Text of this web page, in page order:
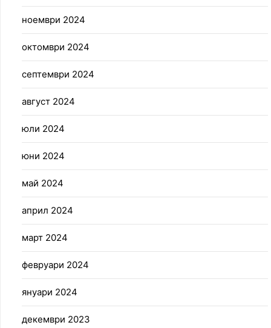
ноември 2024
октомври 2024
септември 2024
август 2024
юли 2024
юни 2024
май 2024
април 2024
март 2024
февруари 2024
януари 2024
декември 2023